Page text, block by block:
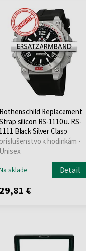
Rothenschild Replacement
Strap silicon RS-1110 u. RS-
1111 Black Silver Clasp
príslušenstvo k hodinkám -
Unisex
Na sklade Detail
29,81 €